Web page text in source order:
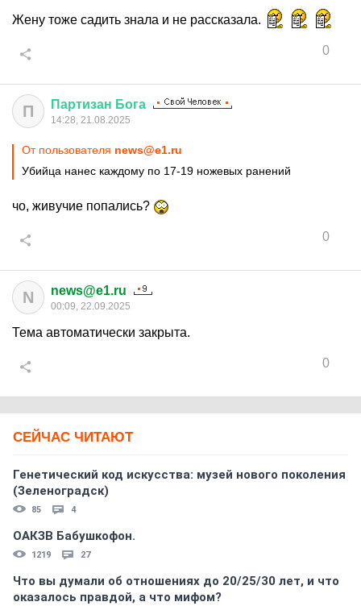
Жену тоже садить знала и не рассказала.
0
П Партизан Бога
14:28, 21.08.2025
От пользователя news@e1.ru
Убийца нанес каждому по 17-19 ножевых ранений
чо, живучие попались?
0
N news@e1.ru
00:09, 22.09.2025
Тема автоматически закрыта.
0
СЕЙЧАС ЧИТАЮТ
Генетический код искусства: музей нового поколения
(Зеленоградск)
85 4
ОАКЗВ Бабушкофон.
1219 27
Что вы думали об отношениях до 20/25/30 лет, и что
оказалось правдой, а что мифом?